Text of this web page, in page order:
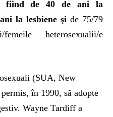
fiind de 40 de ani la
la lesbiene şi de 75/79
heterosexualii/e
(SUA, New
în 1990, să adopte
Wayne Tardiff a